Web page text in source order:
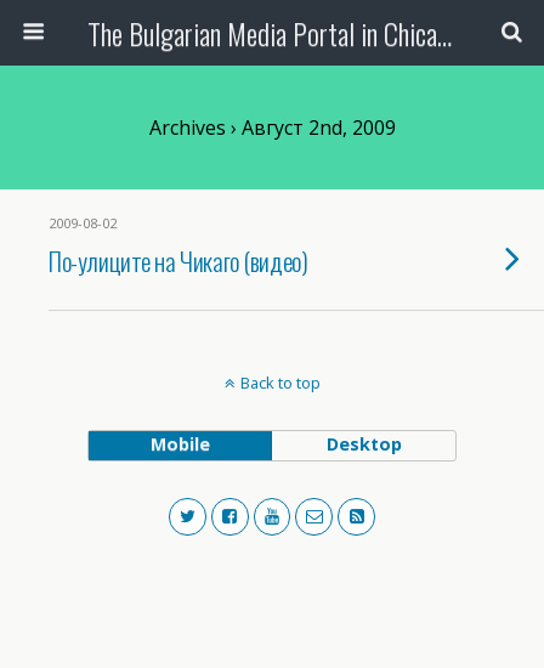
The Bulgarian Media Portal in Chicago
Archives › Август 2nd, 2009
2009-08-02
По-улиците на Чикаго (видео)
Back to top
Mobile Desktop